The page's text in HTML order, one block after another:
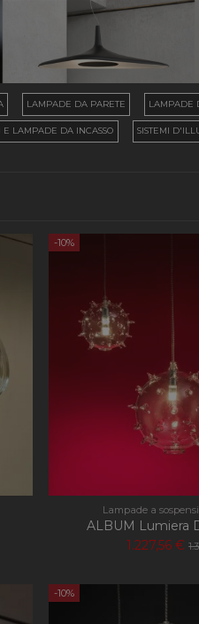
LAMPADE DA PARETE LAMPADE
E LAMPADE DA INCASSO SISTEMI
-10%
Lampade a
ALBUM Lumiera
1.227,56 €
-10%